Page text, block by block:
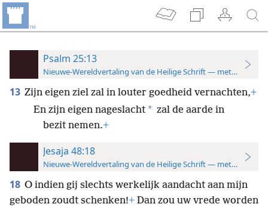
Psalm 25:13
Nieuwe-Wereldvertaling van de Heilige Schrift — met
13 Zijn eigen ziel zal in louter goedheid vernachten,+
En zijn eigen nageslacht * zal de aarde in
bezit nemen.+
Jesaja 48:18
Nieuwe-Wereldvertaling van de Heilige Schrift — met
18 O indien gij slechts werkelijk aandacht aan mijn
geboden zoudt schenken!+ Dan zou uw vrede worden